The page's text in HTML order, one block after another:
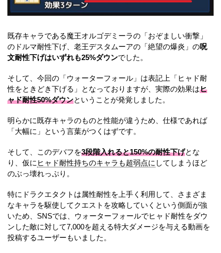
既存キャラである魔王オルゴデミーラの「おぞましい衝撃」
のドルマ耐性下げ、老王デスタムーアの「絶望の爆炎」の呪
文耐性下げはいずれも25%ダウンでした。
そして、今回の「ウォーターフォール」は表記上「ヒャド耐
性をときどき下げる」となっておりますが、実際の効果はヒ
ャド耐性50%ダウンということが発覚しました。
明らかに既存キャラのものと性能が違うため、仕様であれば
「大幅に」という言葉がつくはずです。
そして、このデバフを3段階入れると150%の耐性下げとな
り、仮に ヒャド耐性持ちのキャラも超弱点に してしまうほど
のぶっ壊れっぷり。
特にドラクエタクトは属性耐性を上手く利用して、さまざま
なキャラを駆使してクエストを攻略していくという側面が強
いため、SNSでは、ウォーターフォールでヒャド耐性をダウ
ンした敵に対して7,000を超える特大ダメージを与える動画を
投稿するユーザーもいました。